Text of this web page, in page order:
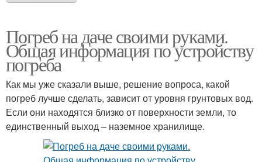
Погреб на даче своими руками.
Общая информация по устройству
погреба
Как мы уже сказали выше, решение вопроса, какой
погреб лучше сделать, зависит от уровня грунтовых вод.
Если они находятся близко от поверхности земли, то
единственный выход – наземное хранилище.